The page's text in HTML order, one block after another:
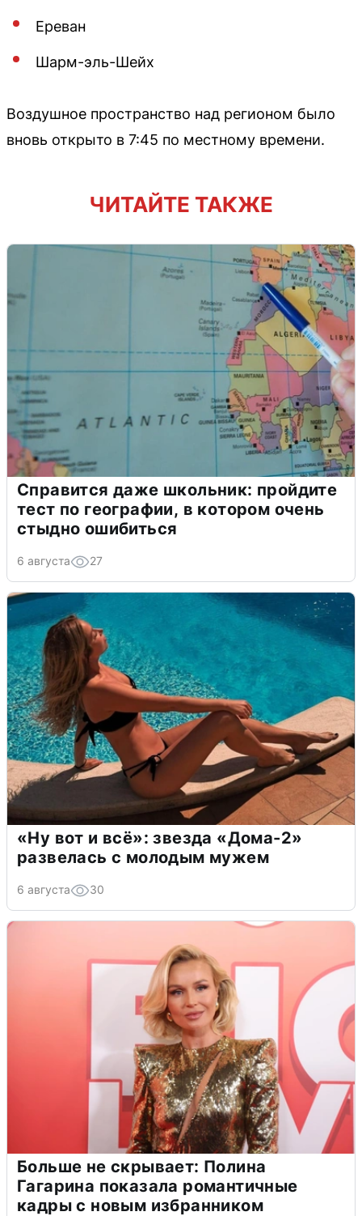
Ереван
Шарм-эль-Шейх
Воздушное пространство над регионом было
вновь открыто в 7:45 по местному времени.
ЧИТАЙТЕ ТАКЖЕ
Справится даже школьник: пройдите
тест по географии, в котором очень
стыдно ошибиться
6 августа 27
«Ну вот и всё»: звезда «Дома-2»
развелась с молодым мужем
6 августа 30
Больше не скрывает: Полина
Гагарина показала романтичные
кадры с новым избранником